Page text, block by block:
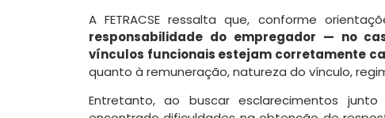
A FETRACSE ressalta que, conforme
responsabilidade do empregador — no
vínculos funcionais estejam corretamente
quanto à remuneração, natureza do vínculo,
Entretanto, ao buscar esclarecimentos